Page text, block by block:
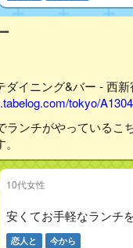
ダイニング&バー - 西
tokyo/
ランチがやっているこ
10代女性
安くてお手軽なランチ
恋人と 今から